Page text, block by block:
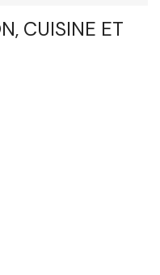
CUISINE ET